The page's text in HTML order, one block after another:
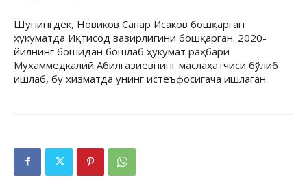
Шунингдек, Новиков Сапар Исаков бошқарган
ҳукуматда Иқтисод вазирлигини бошқарган. 2020-
йилнинг бошидан бошлаб ҳукумат раҳбари
Мухаммедкалий Абилгазиевнинг маслаҳатчиси бўлиб
ишлаб, бу хизматда унинг истеъфосигача ишлаган.